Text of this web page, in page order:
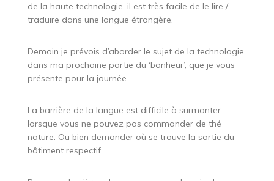
de la haute technologie, il est très facile de le lire /
traduire dans une langue étrangère.
Demain je prévois d’aborder le sujet de la technologie
dans ma prochaine partie du ‘bonheur’, que je vous
présente pour la journée
.
La barrière de la langue est difficile à surmonter
lorsque vous ne pouvez pas commander de thé
nature. Ou bien demander où se trouve la sortie du
bâtiment respectif.